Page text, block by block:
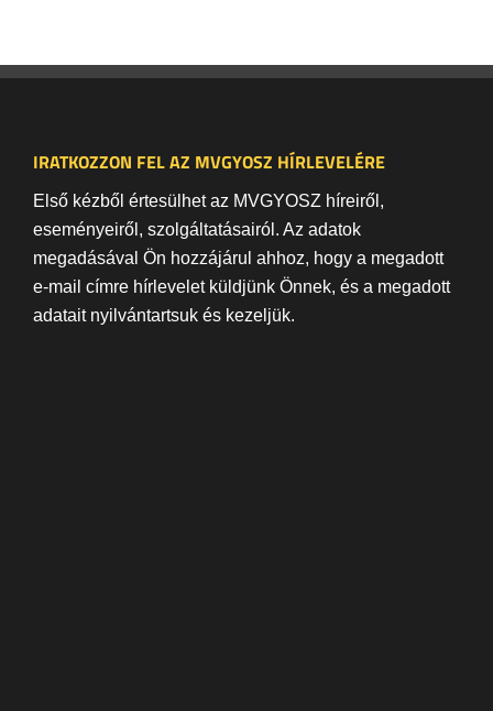
IRATKOZZON FEL AZ MVGYOSZ HÍRLEVELÉRE
Első kézből értesülhet az MVGYOSZ híreiről,
eseményeiről, szolgáltatásairól. Az adatok
megadásával Ön hozzájárul ahhoz, hogy a megadott
e-mail címre hírlevelet küldjünk Önnek, és a megadott
adatait nyilvántartsuk és kezeljük.